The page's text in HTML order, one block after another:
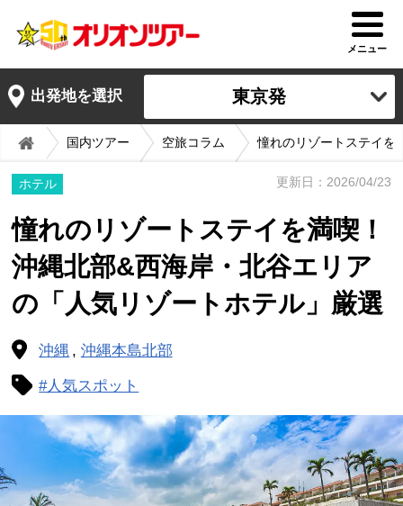
メニュー
出発地を選択 東京発
国内ツアー 空旅コラム 憧れのリゾートステイを
ホテル
沖縄 沖縄本島北部
更新日：2026/04/23
憧れのリゾートステイを満喫！
沖縄北部&西海岸・北谷エリア
の「人気リゾートホテル」厳選
#人気スポット